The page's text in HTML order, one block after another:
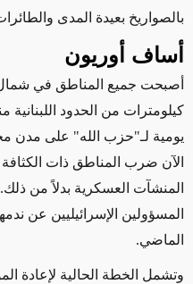
بالصواريخ بعيدة المدى
أساف أوريون
أصبحت جميع المناطق في
كيلومترات من الحدود
يومية لـ"حزب الله" على مدن
الآن ضرب المناطق ذات الكثافة
المنشآت العسكرية بدلاً من ذلك.
المسؤولين الإسرائيليين عن
الماضي.
وتشمل الخطة الحالية لإعادة